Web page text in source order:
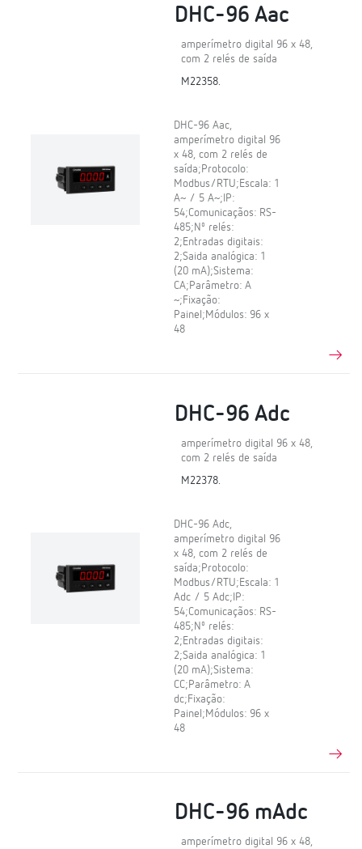
DHC-96 Aac
amperímetro digital 96 x 48,
com 2 relés de saída
M22358.
DHC-96 Aac,
amperímetro digital 96
x 48, com 2 relés de
saída;Protocolo:
Modbus/RTU;Escala: 1
A~ / 5 A~;IP:
54;Comunicaçãos: RS-
485;Nº relés:
2;Entradas digitais:
2;Saida analógica: 1
(20 mA);Sistema:
CA;Parâmetro: A
~;Fixação:
Painel;Módulos: 96 x
48
DHC-96 Adc
amperímetro digital 96 x 48,
com 2 relés de saída
M22378.
DHC-96 Adc,
amperímetro digital 96
x 48, com 2 relés de
saída;Protocolo:
Modbus/RTU;Escala: 1
Adc / 5 Adc;IP:
54;Comunicaçãos: RS-
485;Nº relés:
2;Entradas digitais:
2;Saida analógica: 1
(20 mA);Sistema:
CC;Parâmetro: A
dc;Fixação:
Painel;Módulos: 96 x
48
DHC-96 mAdc
amperímetro digital 96 x 48,